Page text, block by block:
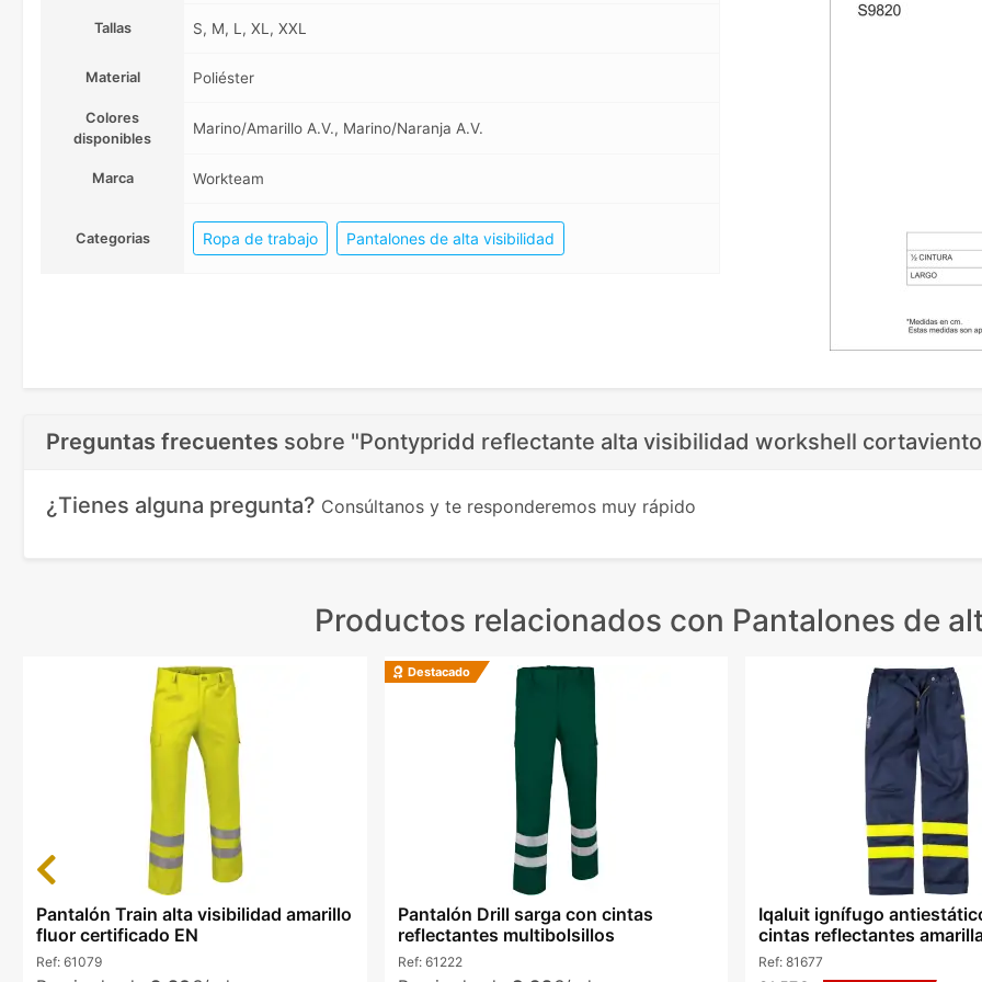
Tallas S, M, L, XL, XXL
Material Poliéster
Colores
disponibles
Marino/Amarillo A.V., Marino/Naranja A.V.
Marca Workteam
Categorias Ropa de trabajo Pantalones de alta visibilidad
Preguntas frecuentes sobre "Pontypridd reflectante alta visibilidad workshell
¿Tienes alguna pregunta? Consúltanos y te responderemos muy rápido
Productos relacionados con Pantalones de
Pantalón Train alta visibilidad amarillo
fluor certificado EN
Ref: 61079
Destacado
Pantalón Drill sarga con cintas
reflectantes multibolsillos
Ref: 61222
Iqaluit ignífugo
cintas reflectantes
Ref: 81677
Previous